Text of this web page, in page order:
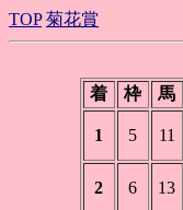
TOP 菊花賞
着
枠 馬
1 5 11
2 6 13